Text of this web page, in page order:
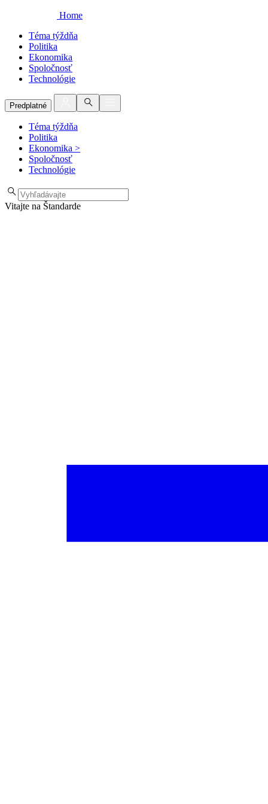
Home
Téma týždňa
Politika
Ekonomika
Spoločnosť
Technológie
Predplatné
Téma týždňa
Politika
Ekonomika >
Spoločnosť
Technológie
Vitajte na Štandarde